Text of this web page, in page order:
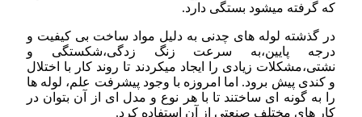
که گرفته میشود بستگی دارد.
در گذشته لوله های چدنی به دلیل مواد ساخت بی کیفیت و
درجه پایین،به سرعت زنگ زدگی،شکستگی و
نشتی،مشکلات زیادی را ایجاد میکردند تا روند کار با اختلال
و کندی پیش برود. اما امروزه با وجود پیشرفت علم، لوله ها
را به گونه ای ساختند تا با هر نوع و مدل ای از آن بتوان در
کار های مختلف صنعتی از آن استفاده کرد.